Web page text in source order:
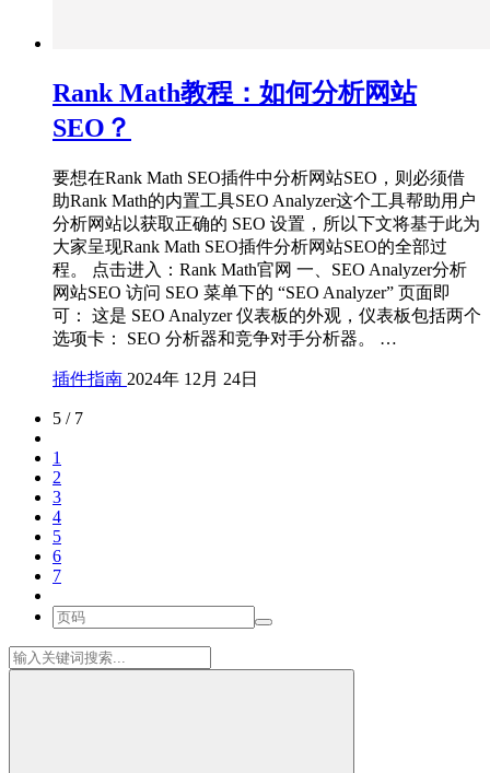
Rank Math教程：如何分析网站
SEO？
要想在Rank Math SEO插件中分析网站SEO，则必须借
助Rank Math的内置工具SEO Analyzer这个工具帮助用户
分析网站以获取正确的 SEO 设置，所以下文将基于此为
大家呈现Rank Math SEO插件分析网站SEO的全部过
程。 点击进入：Rank Math官网 一、SEO Analyzer分析
网站SEO 访问 SEO 菜单下的 “SEO Analyzer” 页面即
可： 这是 SEO Analyzer 仪表板的外观，仪表板包括两个
选项卡： SEO 分析器和竞争对手分析器。 …
插件指南 2024年 12月 24日
5 / 7
1
2
3
4
5
6
7